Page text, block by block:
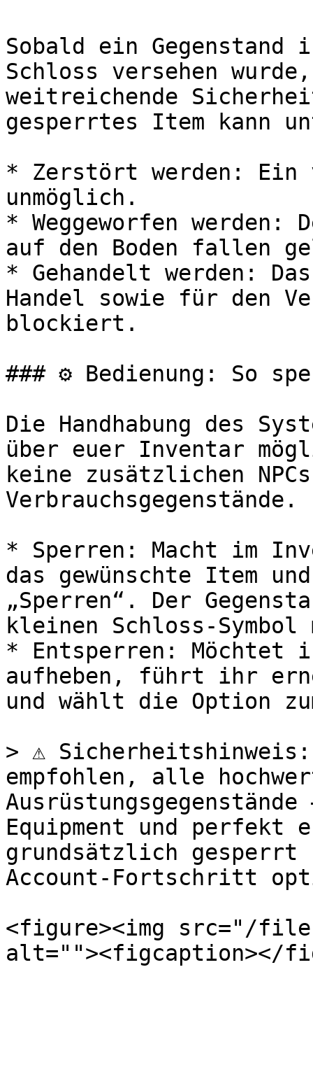
Sobald ein Gegenstand
Schloss versehen
weitreichende
gesperrtes Item kann
* Zerstört werden: Ein
unmöglich.
* Weggeworfen werden:
auf den Boden fallen
* Gehandelt werden:
Handel sowie für den
blockiert.
### ⚙️ Bedienung: So
Die Handhabung des
über euer Inventar
keine zusätzlichen
Verbrauchsgegenstände.
* Sperren: Macht im
das gewünschte Item
„Sperren“. Der
kleinen Schloss-
* Entsperren: Möchtet
aufheben, führt ihr
und wählt die Option
> ⚠️
empfohlen, alle
Equipment und perfekt
grundsätzlich gesperrt
Account-Fortschritt
<figure><img src="/files/